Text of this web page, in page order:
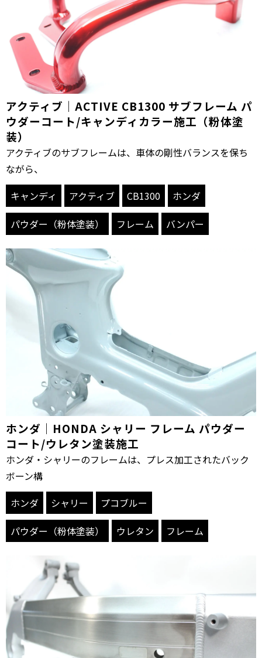
アクティブ｜ACTIVE CB1300 サブフレーム パ
ウダーコート/キャンディカラー施工（粉体塗
装）
アクティブのサブフレームは、車体の剛性バランスを保ち
ながら、
キャンディ
アクティブ CB1300
ホンダ
パウダー（粉体塗装）
フレーム バンパー
ホンダ｜HONDA シャリー フレーム パウダー
コート/ウレタン塗装施工
ホンダ・シャリーのフレームは、プレス加工されたバック
ボーン構
ホンダ
シャリー
プコブルー
パウダー（粉体塗装）
ウレタン フレーム